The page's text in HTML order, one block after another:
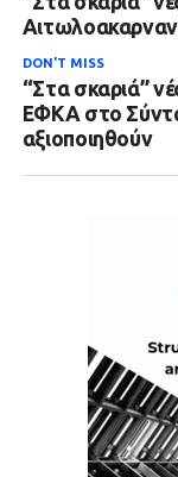
DON'T MISS
“Στα σκαριά”
ΕΦΚΑ στο
αξιοποιηθούν